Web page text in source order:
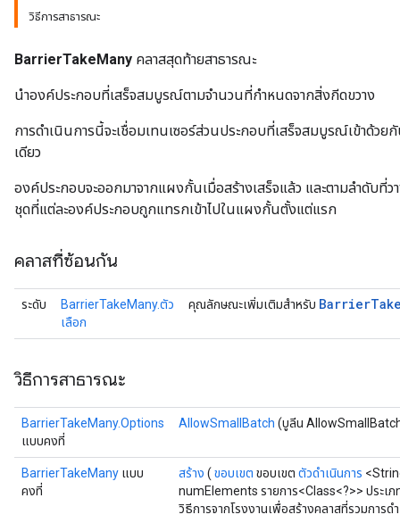
วิธีการสาธารณะ
BarrierTakeMany คลาสสุดท้ายสาธารณะ
นำองค์ประกอบที่เสร็จสมบูรณ์ตามจำนวนที่กำหนดจากสิ่งกีดขวาง
การดำเนินการนี้จะเชื่อมเทนเซอร์ส่วนประกอบที่เสร็จสมบูรณ์เข้าด้ว
เดียว
องค์ประกอบจะออกมาจากแผงกั้นเมื่อสร้างเสร็จแล้ว และตามลำดับที่
ชุดที่แต่ละองค์ประกอบถูกแทรกเข้าไปในแผงกั้นตั้งแต่แรก
คลาสที่ซ้อนกัน
ระดับ
BarrierTakeMany.ตัว
เลือก
คุณลักษณะเพิ่มเติมสำหรับ Barrier
วิธีการสาธารณะ
BarrierTakeMany.Options
แบบคงที่
AllowSmallBatch (บูลีน
BarrierTakeMany แบบ
คงที่
สร้าง ( ขอบเขต ขอบเขต ตัวดำเนินการ
numElements รายการ<Class<?>> ประเ
วิธีการจากโรงงานเพื่อสร้างคลาสที่รวมการ